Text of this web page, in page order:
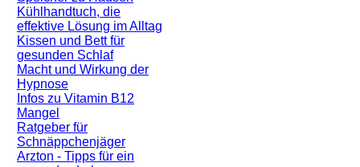
Kühlhandtuch, die
effektive Lösung im Alltag
Kissen und Bett für
gesunden Schlaf
Macht und Wirkung der
Hypnose
Infos zu Vitamin B12
Mangel
Ratgeber für
Schnäppchenjäger
Arzton - Tipps für ein